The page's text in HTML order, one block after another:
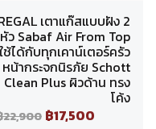
เตาแก๊สแบบฝัง 2
หัว Sabaf Air From Top
ใช้ได้กับทุกเคาน์เตอร์ครัว
หน้ากระจกนิรภัย Schott
Clean Plus ผิวด้าน ทรง
โค้ง
22,900 ฿17,500